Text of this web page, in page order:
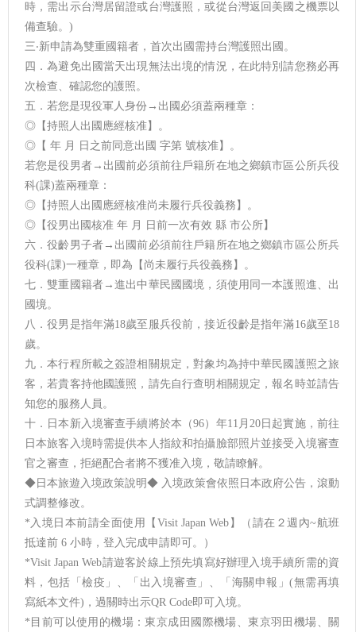
時，需出示台灣居留證或台灣護照，或從台灣返回美國之機票以
備查驗。)
三‧新申請為雙重國籍者，首次出國需持台灣護照出國。
四．為避免出國當天出現無法出境的情況，在此特別請您務必再
次檢查、確認您的護照。
五．若您是現役軍人身份→出國必須蓋兩種章：
◎【持照人出國應經核准】。
◎【 年 月 日之前同意出國 字第 號核准】。
若您是役男者→出國前必須前往戶籍所在地之鄉鎮市區公所兵役
科(課)蓋兩種章：
◎【持照人出國應經核准尚未履行兵役義務】。
◎【役男出國核准 年 月 日前一次有效 縣 市公所】
六．役齡男子者→出國前必須前往戶籍所在地之鄉鎮市區公所兵
役科(課)一種章，即為【尚未履行兵役義務】。
七．雙重國籍者→進出中華民國國境，須使用同一本護照進、出
國境。
八．役男是指年滿18歲至服兵役前，接近役齡是指年滿16歲至18
歲。
九．本行程所載之簽證相關規定，對象均為持中華民國護照之旅
客，若貴客持他國護照，請先自行查明相關規定，報名時並請告
知您的服務人員。
十．日本新入境審查手續將於本（96）年11月20日起實施，前往
日本旅客入境時需提供本人指紋和拍攝臉部照片並接受入境審查
官之審查，拒絕配合者將不獲准入境，敬請瞭解。
◆日本旅遊入境政策說明◆ 入境政策會依照日本政府公告，滾動
式調整修改。
*入境日本前請全面使用【Visit Japan Web】（請在２週內~航班
抵達前 6 小時，登入完成申請即可。）
*Visit Japan Web請遊客於線上預先填寫好辦理入境手續所需的資
料，包括「檢疫」、「出入境審查」、「海關申報」(無需再填
寫紙本文件)，過關時出示QR Code即可入境。
*目前可以使用的機場：東京成田國際機場、東京羽田機場、關